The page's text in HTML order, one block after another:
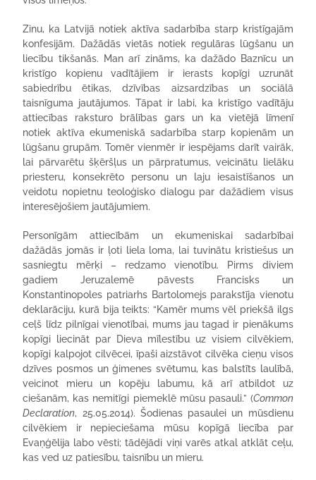
Zinu, ka Latvijā notiek aktīva sadarbība starp kristīgajām
konfesijām. Dažādās vietās notiek regulāras lūgšanu un
liecību tikšanās. Man arī zināms, ka dažādo Baznīcu un
kristīgo kopienu vadītājiem ir ierasts kopīgi uzrunāt
sabiedrību ētikas, dzīvības aizsardzības un sociālā
taisnīguma jautājumos. Tāpat ir labi, ka kristīgo vadītāju
attiecības raksturo brālības gars un ka vietējā līmenī
notiek aktīva ekumeniskā sadarbība starp kopienām un
lūgšanu grupām. Tomēr vienmēr ir iespējams darīt vairāk,
lai pārvarētu šķēršļus un pārpratumus, veicinātu lielāku
priesteru, konsekrēto personu un laju iesaistīšanos un
veidotu nopietnu teoloģisko dialogu par dažādiem visus
interesējošiem jautājumiem.
Personīgām attiecībām un ekumeniskai sadarbībai
dažādās jomās ir ļoti liela loma, lai tuvinātu kristiešus un
sasniegtu mērķi – redzamo vienotību. Pirms diviem
gadiem Jeruzalemē pāvests Francisks un
Konstantinopoles patriarhs Bartolomejs parakstīja vienotu
deklarāciju, kurā bija teikts: “Kamēr mums vēl priekšā ilgs
ceļš līdz pilnīgai vienotībai, mums jau tagad ir pienākums
kopīgi liecināt par Dieva mīlestību uz visiem cilvēkiem,
kopīgi kalpojot cilvēcei, īpaši aizstāvot cilvēka cieņu visos
dzīves posmos un ģimenes svētumu, kas balstīts laulībā,
veicinot mieru un kopēju labumu, kā arī atbildot uz
ciešanām, kas nemitīgi piemeklē mūsu pasauli.” (Common
Declaration, 25.05.2014). Šodienas pasaulei un mūsdienu
cilvēkiem ir nepieciešama mūsu kopīgā liecība par
Evaņģēlija labo vēsti; tādējādi viņi varēs atkal atklāt ceļu,
kas ved uz patiesību, taisnību un mieru.